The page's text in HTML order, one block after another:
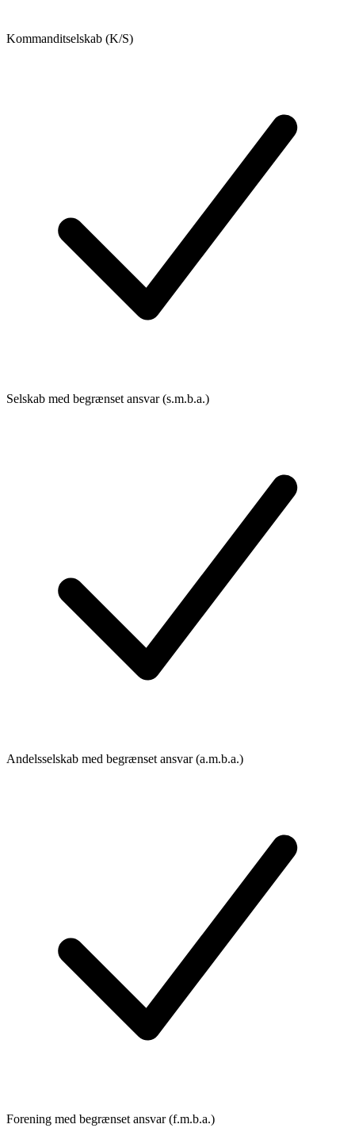
Kommanditselskab (K/S)
Selskab med begrænset ansvar (s.m.b.a.)
Andelsselskab med begrænset ansvar (a.m.b.a.)
Forening med begrænset ansvar (f.m.b.a.)